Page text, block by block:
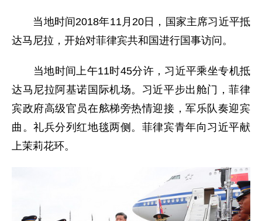
当地时间2018年11月20日，国家主席习近平抵
达马尼拉，开始对菲律宾共和国进行国事访问。
当地时间上午11时45分许，习近平乘坐专机抵
达马尼拉阿基诺国际机场。习近平步出舱门，菲律
宾政府高级官员在舷梯旁热情迎接，军乐队奏迎宾
曲。礼兵分列红地毯两侧。菲律宾青年向习近平献
上茉莉花环。